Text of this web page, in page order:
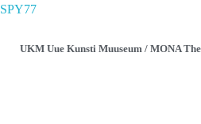
SPY77
UKM Uue Kunsti Muuseum / MONA